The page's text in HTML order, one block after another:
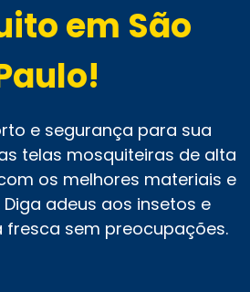
em São
e segurança para sua
telas mosquiteiras de alta
os melhores materiais e
adeus aos insetos e
fresca sem preocupações.